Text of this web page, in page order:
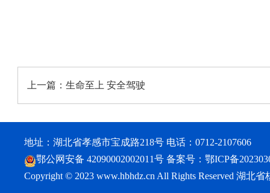
上一篇： 生命至上 安全驾驶
地址：湖北省孝感市宝成路218号 电话：0712-2107606
鄂公网安备 42090002002011号 备案号： 鄂ICP备
Copyright © 2023 www.hbhdz.cn All Rights Reserved 湖北